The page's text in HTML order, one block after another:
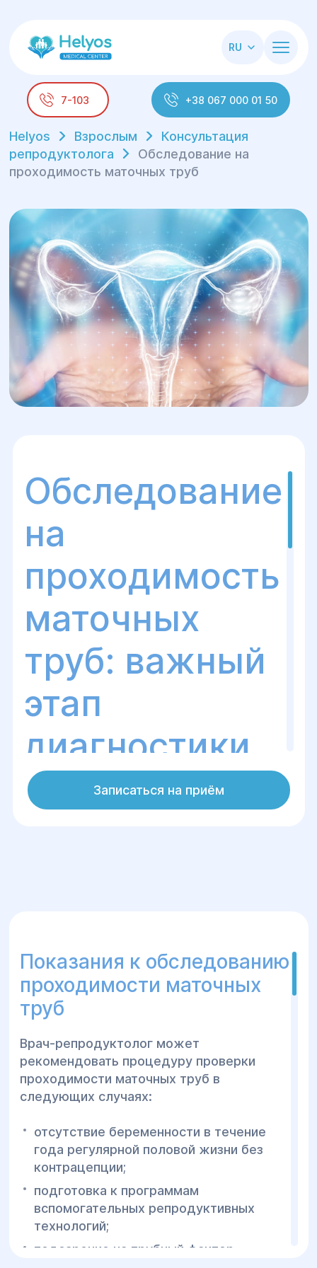
RU
7-103 +38 067 000 01 50
Helyos Взрослым
Консультация
репродуктолога
Обследование на
проходимость маточных труб
Обследование
на
проходимость
маточных
труб: важный
этап
диагностики
женского
она важна?
Маточные трубы играют ключевую роль
в процессе естественного зачатия.
яйцеклетки со сперматозоидом, после
чего оплодотворённая яйцеклетка
перемещается в полость матки для
дальнейшего развития беременности.
полностью непроходимы, естественное
оплодотворение становится
невозможным или значительно
затрудняется.
Нарушение проходимости маточных
труб является одной из наиболее
Записаться на приём
Показания к обследованию
проходимости маточных
труб
Врач-репродуктолог может
рекомендовать процедуру проверки
проходимости маточных труб в
следующих случаях:
отсутствие беременности в течение
года регулярной половой жизни без
контрацепции;
подготовка к программам
вспомогательных репродуктивных
технологий;
подозрение на трубный фактор